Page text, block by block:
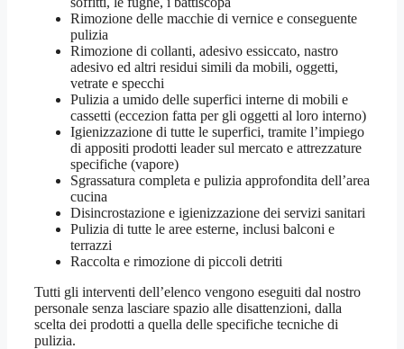
Rimozione delle macchie di vernice e conseguente
pulizia
Rimozione di collanti, adesivo essiccato, nastro
adesivo ed altri residui simili da mobili, oggetti,
vetrate e specchi
Pulizia a umido delle superfici interne di mobili e
cassetti (eccezion fatta per gli oggetti al loro interno)
Igienizzazione di tutte le superfici, tramite l’impiego
di appositi prodotti leader sul mercato e attrezzature
specifiche (vapore)
Sgrassatura completa e pulizia approfondita dell’area
cucina
Disincrostazione e igienizzazione dei servizi sanitari
Pulizia di tutte le aree esterne, inclusi balconi e
terrazzi
Raccolta e rimozione di piccoli detriti
Tutti gli interventi dell’elenco vengono eseguiti dal nostro
personale senza lasciare spazio alle disattenzioni, dalla
scelta dei prodotti a quella delle specifiche tecniche di
pulizia.